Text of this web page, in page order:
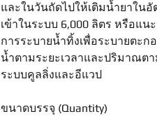
และในวันถัดไปให้เติมน้ำยาใน
เข้าในระบบ 6,000 ลิตร หรือแน
การระบายน้ำทิ้งเพื่อระบายตะ
น้ำตามระยะเวลาและปริมาณต
ระบบคูลลิ่งและอีแวป
ขนาดบรรจุ (Quantity)